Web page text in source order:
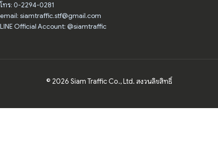
โทร: 0-2294-0281
email: siamtraffic.stf@gmail.com
LINE Official Account: @siamtraffic
© 2026 Siam Traffic Co., Ltd. สงวนลิขสิทธิ์